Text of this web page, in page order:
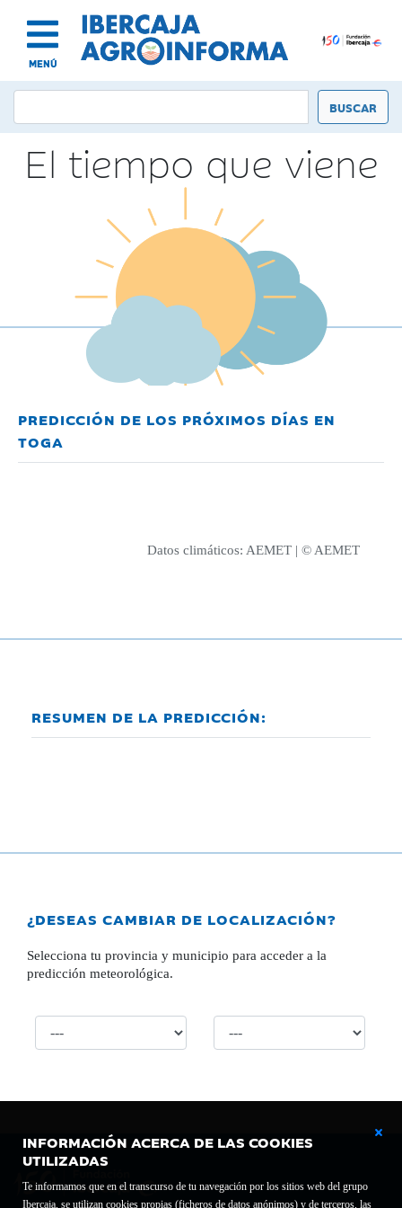
MENÚ
INFORMACIÓN ACERCA DE LAS COOKIES
UTILIZADAS
Te informamos que en el transcurso de tu navegación por los sitios web del grupo
Ibercaja, se utilizan cookies propias (ficheros de datos anónimos) y de terceros, las
El tiempo que viene
PREDICCIÓN DE LOS PRÓXIMOS DÍAS EN
TOGA
Datos climáticos: AEMET | © AEMET
RESUMEN DE LA PREDICCIÓN:
¿DESEAS CAMBIAR DE LOCALIZACIÓN?
Selecciona tu provincia y municipio para acceder a la
predicción meteorológica.